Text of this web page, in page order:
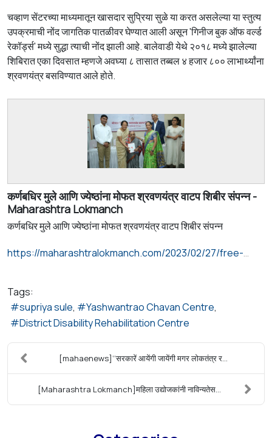
चव्हाण सेंटरच्या माध्यमातून खासदार सुप्रिया सुळे या करत असलेल्या या स्तुत्य
उपक्रमाची नोंद जागतिक पातळीवर घेण्यात आली असून 'गिनीज बुक ऑफ वर्ल्ड
रेकॉर्ड्स' मध्ये सुद्धा त्याची नोंद झाली आहे. बालेवाडी येथे २०१८ मध्ये झालेल्या
शिबिरात एका दिवसात म्हणजे अवघ्या ८ तासात तब्बल ४ हजार ८०० लाभार्थ्यांना
श्रवणयंत्र बसविण्यात आले होते.
कर्णबधिर मुले आणि ज्येष्ठांना मोफत श्रवणयंत्र वाटप शिबीर संपन्न -
Maharashtra Lokmanch
कर्णबधिर मुले आणि ज्येष्ठांना मोफत श्रवणयंत्र वाटप शिबीर संपन्न
https://maharashtralokmanch.com/2023/02/27/free-hearing-aid-distribution-camp-for-deaf-children-and-seniors-concluded/
Tags:
supriya sule
Yashwantrao Chavan Centre
District Disability Rehabilitation Centre
[mahaenews]‘‘सरकारें आयेंगी जायेंगी मगर लोकतंत्र र...
[Maharashtra Lokmanch]महिला उद्योजकांनी नाविन्यतेस...